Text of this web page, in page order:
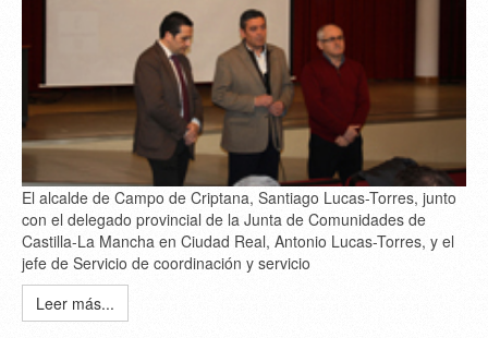
El alcalde de Campo de Criptana, Santiago Lucas-Torres, junto
con el delegado provincial de la Junta de Comunidades de
Castilla-La Mancha en Ciudad Real, Antonio Lucas-Torres, y el
jefe de Servicio de coordinación y servicio
Leer más...